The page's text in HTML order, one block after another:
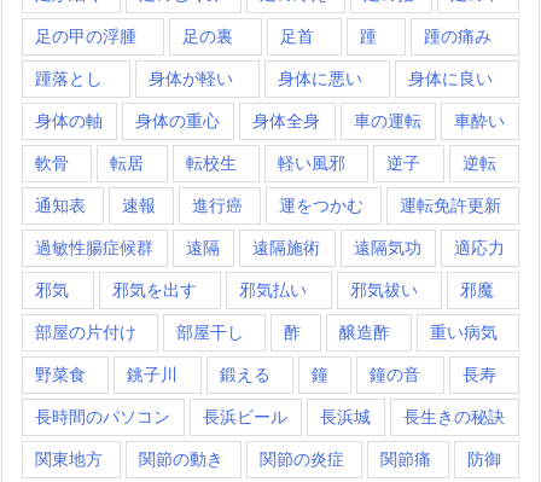
足の甲の浮腫 足の裏 足首 踵 踵の痛み
踵落とし 身体が軽い 身体に悪い 身体に良い
身体の軸 身体の重心 身体全身 車の運転 車酔い
軟骨 転居 転校生 軽い風邪 逆子 逆転
通知表 速報 進行癌 運をつかむ 運転免許更新
過敏性腸症候群 遠隔 遠隔施術 遠隔気功 適応力
邪気 邪気を出す 邪気払い 邪気祓い 邪魔
部屋の片付け 部屋干し 酢 醸造酢 重い病気
野菜食 銚子川 鍛える 鐘 鐘の音 長寿
長時間のパソコン 長浜ビール 長浜城 長生きの秘訣
関東地方 関節の動き 関節の炎症 関節痛 防御